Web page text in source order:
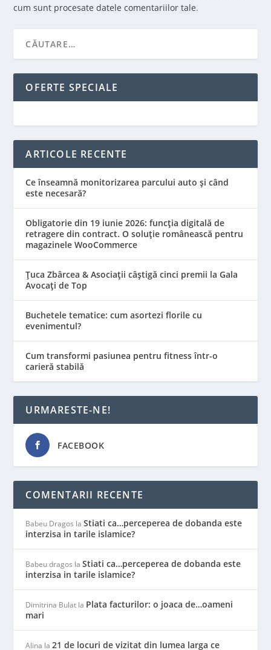
cum sunt procesate datele comentariilor tale.
OFERTE SPECIALE
ARTICOLE RECENTE
Ce înseamnă monitorizarea parcului auto și când
este necesară?
Obligatorie din 19 iunie 2026: funcția digitală de
retragere din contract. O soluție românească pentru
magazinele WooCommerce
Țuca Zbârcea & Asociații câștigă cinci premii la Gala
Avocați de Top
Buchetele tematice: cum asortezi florile cu
evenimentul?
Cum transformi pasiunea pentru fitness într-o
carieră stabilă
URMARESTE-NE!
FACEBOOK
COMENTARII RECENTE
Babeu Dragos laStiati ca…perceperea de dobanda este
interzisa in tarile islamice?
Babeu dragos laStiati ca…perceperea de dobanda este
interzisa in tarile islamice?
Dimitrina Bulat la Plata facturilor: o joaca de…oameni
mari
Alina la21 de locuri de vizitat din lumea larga ce